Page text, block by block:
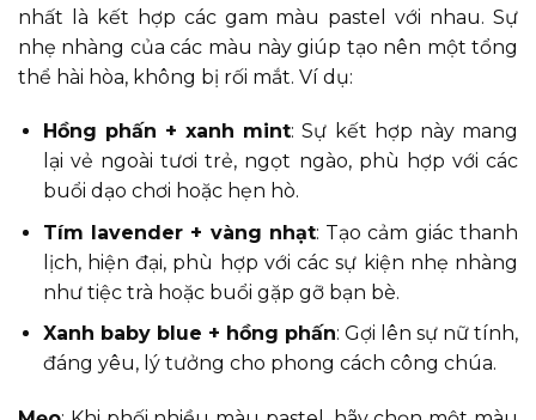
nhất là kết hợp các gam màu pastel với nhau. Sự
nhẹ nhàng của các màu này giúp tạo nên một tổng
thể hài hòa, không bị rối mắt. Ví dụ:
Hồng phấn + xanh mint: Sự kết hợp này mang
lại vẻ ngoài tươi trẻ, ngọt ngào, phù hợp với các
buổi dạo chơi hoặc hẹn hò.
Tím lavender + vàng nhạt: Tạo cảm giác thanh
lịch, hiện đại, phù hợp với các sự kiện nhẹ nhàng
như tiệc trà hoặc buổi gặp gỡ bạn bè.
Xanh baby blue + hồng phấn: Gợi lên sự nữ tính,
đáng yêu, lý tưởng cho phong cách công chúa.